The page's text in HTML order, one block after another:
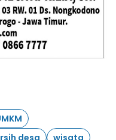
desa
wisata